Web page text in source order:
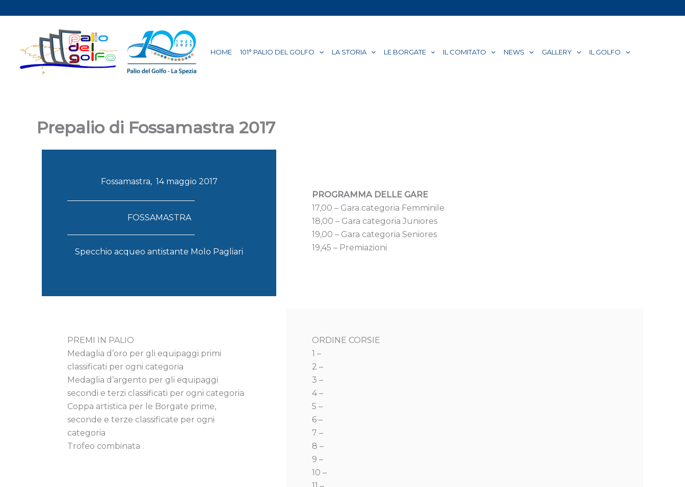
al
HOME 101° PALIO DEL GOLFO LA STORIA LE BORGATE IL COMITATO NEWS GALLERY IL GOLFO
Prepalio di Fossamastra 2017
Fossamastra, 14 maggio 2017
FOSSAMASTRA
Specchio acqueo antistante Molo Pagliari
PROGRAMMA DELLE GARE
17,00 – Gara categoria Femminile
18,00 – Gara categoria Juniores
19,00 – Gara categoria Seniores
19,45 – Premiazioni
PREMI IN PALIO
Medaglia d’oro per gli equipaggi primi
classificati per ogni categoria
Medaglia d’argento per gli equipaggi
secondi e terzi classificati per ogni categoria
Coppa artistica per le Borgate prime,
seconde e terze classificate per ogni
categoria
Trofeo combinata .
ORDINE CORSIE
1 –
2 –
3 –
4 –
5 –
6 –
7 –
8 –
9 –
10 –